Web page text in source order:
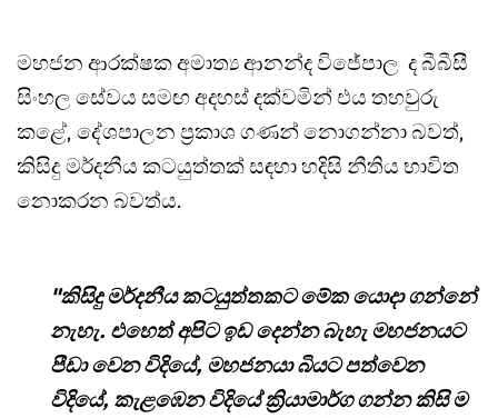
මහජන ආරක්ෂක අමාත්‍ය ආනන්ද විජේපාල ද බීබීසී
සිංහල සේවය සමඟ අදහස් දක්වමින් එය තහවුරු
කළේ, දේශපාලන ප්‍රකාශ ගණන් නොගන්නා බවත්,
කිසිදු මර්දනීය කටයුත්තක් සඳහා හදිසි නීතිය භාවිත
නොකරන බවත්ය.
"කිසිදු මර්දනීය කටයුත්තකට මේක යොදා ගන්නේ
නැහැ. එහෙත් අපිට ඉඩ දෙන්න බැහැ මහජනයට
පීඩා වෙන විදියේ, මහජනයා බියට පත්වෙන
විදියේ, කැළඹෙන විදියේ ක්‍රියාමාර්ග ගන්න කිසි ම